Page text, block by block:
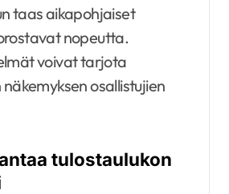
taas aikapohjaiset
nopeutta.
voivat tarjota
osallistujien
tulostaulukon